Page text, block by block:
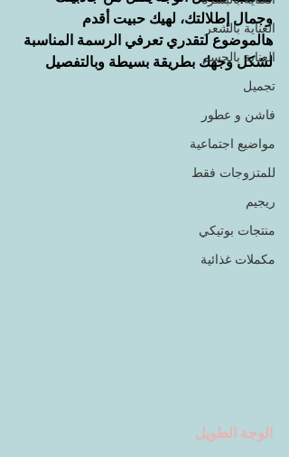
العناية بالشعر
العناية بالجسم
تجميل
فاشن و عطور
مواضيع اجتماعية
للمتزوجات فقط
ريجيم
منتجات بوتيكي
مكملات غذائية
وجمال إطلالتك، لهيك حبيت أقدم
هالموضوع لتقدري تعرفي الرسمة المناسبة
لشكل وجهك بطريقة بسيطة وبالتفصيل
الوجة الطويل